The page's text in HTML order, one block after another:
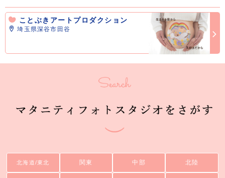
ことぶきアートプロダクション
埼玉県深谷市田谷
北海道/東北 関東 中部 北陸